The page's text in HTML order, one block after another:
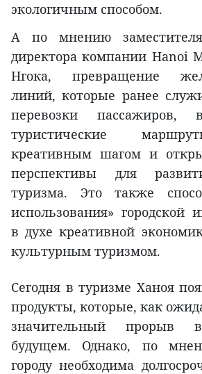
экологичным способом.
А по мнению заместителя
директора компании Hanoi
Нгока, превращение
линий, которые ранее
перевозки пассажиров,
туристические
креативным шагом и
перспективы для
туризма. Это также
использования» городской
в духе креативной
культурным туризмом.
Сегодня в туризме Ханоя
продукты, которые, как
значительный прорыв
будущем. Однако, по
городу необходима